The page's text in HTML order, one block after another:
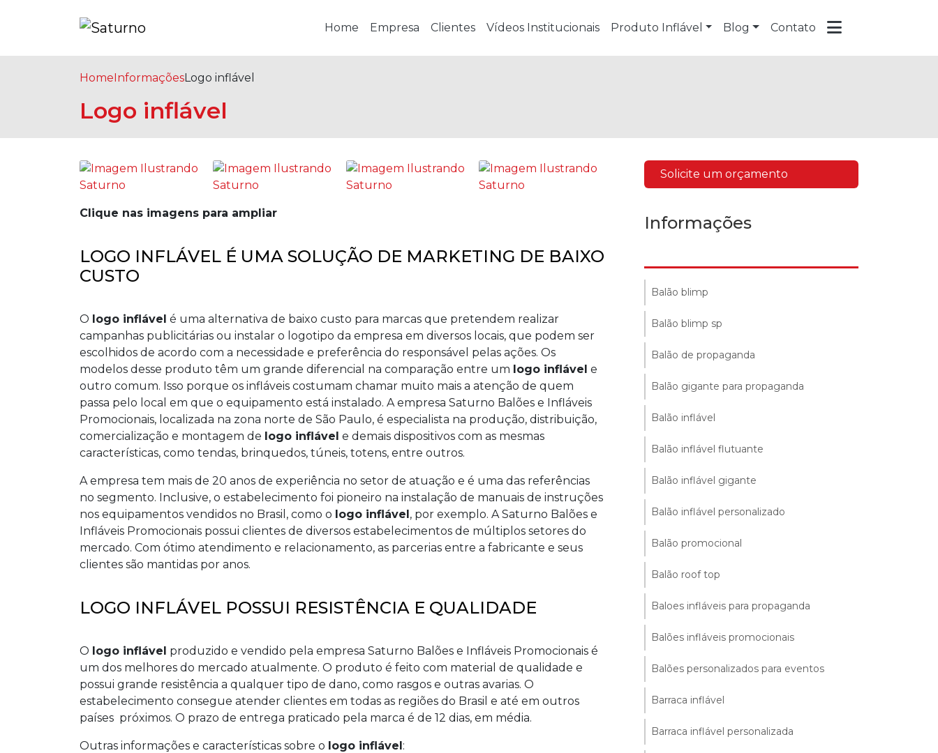
Home Empresa Clientes Vídeos Institucionais Produto Inflável Blog Contato
HomeInformaçõesLogo inflável
Logo inflável
Clique nas imagens para ampliar
LOGO INFLÁVEL É UMA SOLUÇÃO DE MARKETING DE BAIXO
CUSTO
O logo inflável é uma alternativa de baixo custo para marcas que pretendem realizar
campanhas publicitárias ou instalar o logotipo da empresa em diversos locais, que podem ser
escolhidos de acordo com a necessidade e preferência do responsável pelas ações. Os
modelos desse produto têm um grande diferencial na comparação entre um logo inflável e
outro comum. Isso porque os infláveis costumam chamar muito mais a atenção de quem
passa pelo local em que o equipamento está instalado. A empresa Saturno Balões e Infláveis
Promocionais, localizada na zona norte de São Paulo, é especialista na produção, distribuição,
comercialização e montagem de logo inflável e demais dispositivos com as mesmas
características, como tendas, brinquedos, túneis, totens, entre outros.
A empresa tem mais de 20 anos de experiência no setor de atuação e é uma das referências
no segmento. Inclusive, o estabelecimento foi pioneiro na instalação de manuais de instruções
nos equipamentos vendidos no Brasil, como o logo inflável, por exemplo. A Saturno Balões e
Infláveis Promocionais possui clientes de diversos estabelecimentos de múltiplos setores do
mercado. Com ótimo atendimento e relacionamento, as parcerias entre a fabricante e seus
clientes são mantidas por anos.
LOGO INFLÁVEL POSSUI RESISTÊNCIA E QUALIDADE
O logo inflável produzido e vendido pela empresa Saturno Balões e Infláveis Promocionais é
um dos melhores do mercado atualmente. O produto é feito com material de qualidade e
possui grande resistência a qualquer tipo de dano, como rasgos e outras avarias. O
estabelecimento consegue atender clientes em todas as regiões do Brasil e até em outros
países próximos. O prazo de entrega praticado pela marca é de 12 dias, em média.
Outras informações e características sobre o logo inflável:
Solicite um orçamento
Informações
Balão blimp
Balão blimp sp
Balão de propaganda
Balão gigante para propaganda
Balão inflável
Balão inflável flutuante
Balão inflável gigante
Balão inflável personalizado
Balão promocional
Balão roof top
Baloes infláveis para propaganda
Balões infláveis promocionais
Balões personalizados para eventos
Barraca inflável
Barraca inflável personalizada